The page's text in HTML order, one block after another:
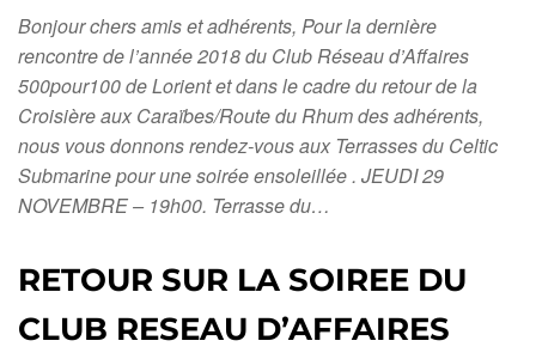
Bonjour chers amis et adhérents, Pour la dernière
rencontre de l’année 2018 du Club Réseau d’Affaires
500pour100 de Lorient et dans le cadre du retour de la
Croisière aux Caraïbes/Route du Rhum des adhérents,
nous vous donnons rendez-vous aux Terrasses du Celtic
Submarine pour une soirée ensoleillée . JEUDI 29
NOVEMBRE – 19h00. Terrasse du…
RETOUR SUR LA SOIREE DU
CLUB RESEAU D’AFFAIRES